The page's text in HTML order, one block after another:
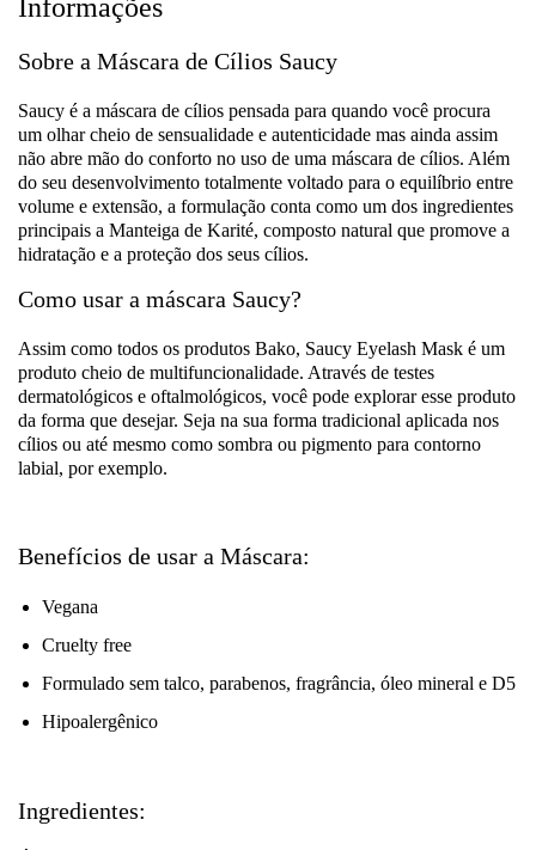
Informações
Sobre a Máscara de Cílios Saucy
Saucy é a máscara de cílios pensada para quando você procura
um olhar cheio de sensualidade e autenticidade mas ainda assim
não abre mão do conforto no uso de uma máscara de cílios. Além
do seu desenvolvimento totalmente voltado para o equilíbrio entre
volume e extensão, a formulação conta como um dos ingredientes
principais a Manteiga de Karité, composto natural que promove a
hidratação e a proteção dos seus cílios.
Como usar a máscara Saucy?
Assim como todos os produtos Bako, Saucy Eyelash Mask é um
produto cheio de multifuncionalidade. Através de testes
dermatológicos e oftalmológicos, você pode explorar esse produto
da forma que desejar. Seja na sua forma tradicional aplicada nos
cílios ou até mesmo como sombra ou pigmento para contorno
labial, por exemplo.
Benefícios de usar a Máscara:
Vegana
Cruelty free
Formulado sem talco, parabenos, fragrância, óleo mineral e D5
Hipoalergênico
Ingredientes: